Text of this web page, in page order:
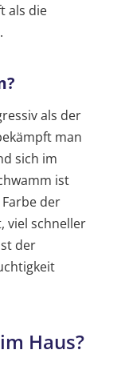
als die
als der
man
sich im
ist
der
viel schneller
der
Haus?